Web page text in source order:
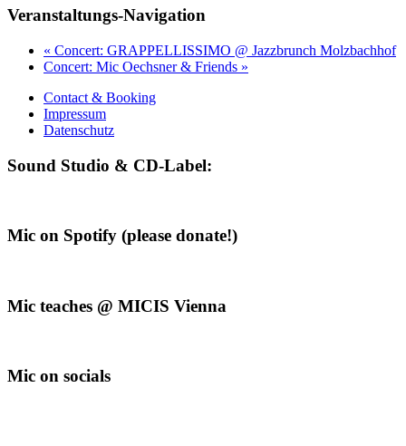
Veranstaltungs-Navigation
« Concert: GRAPPELLISSIMO @ Jazzbrunch Molzbachhof
Concert: Mic Oechsner & Friends »
Contact & Booking
Impressum
Datenschutz
Sound Studio & CD-Label:
Mic on Spotify (please donate!)
Mic teaches @ MICIS Vienna
Mic on socials